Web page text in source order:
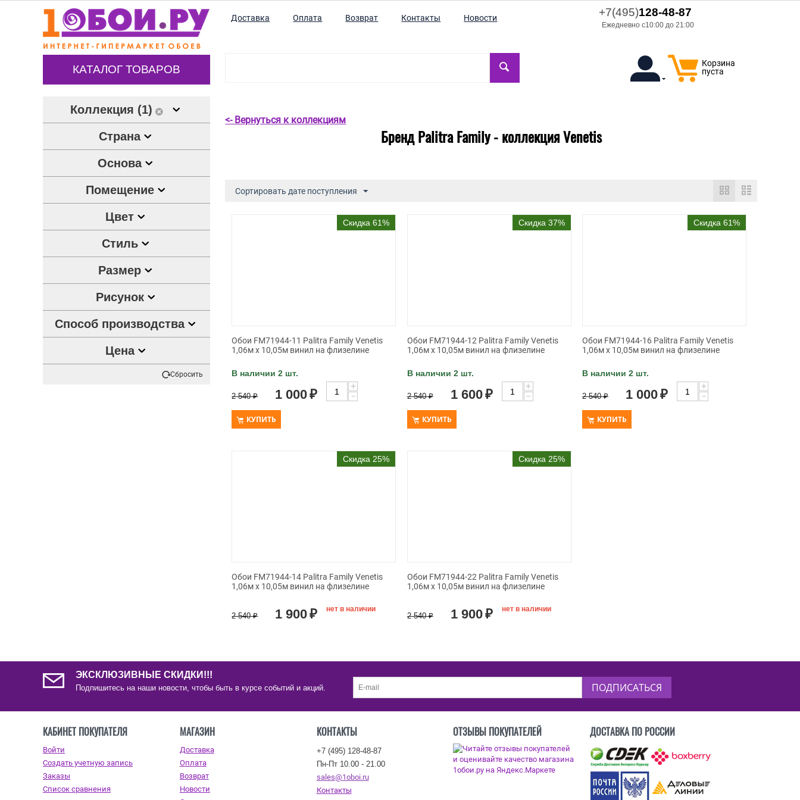
КАТАЛОГ ТОВАРОВ
Доставка Оплата Возврат Контакты Новости +7(495)128-48-87
Ежедневно с10:00 до 21:00
Корзина
пуста
Коллекция (1)
Страна
Основа
Помещение
Цвет
Стиль
Размер
Рисунок
Способ производства
Цена
Сбросить
<- Вернуться к коллекциям
Бренд Palitra Family - коллекция Venetis
Сортировать дате поступления
Скидка 61%
Обои FM71944-11 Palitra Family Venetis
1,06м х 10,05м винил на флизелине
В наличии 2 шт.
2 540 ₽ 1 000₽
+
−
КУПИТЬ
Скидка 37%
Обои FM71944-12 Palitra Family Venetis
1,06м х 10,05м винил на флизелине
В наличии 2 шт.
2 540 ₽ 1 600₽
+
−
КУПИТЬ
Скидка 61%
Обои FM71944-16 Palitra Family Venetis
1,06м х 10,05м винил на флизелине
В наличии 2 шт.
2 540 ₽ 1 000₽
+
−
КУПИТЬ
Скидка 25%
Обои FM71944-14 Palitra Family Venetis
1,06м х 10,05м винил на флизелине
2 540 ₽ 1 900₽ нет в наличии
Скидка 25%
Обои FM71944-22 Palitra Family Venetis
1,06м х 10,05м винил на флизелине
2 540 ₽ 1 900₽ нет в наличии
ЭКСКЛЮЗИВНЫЕ СКИДКИ!!!
Подпишитесь на наши новости, чтобы быть в курсе событий и акций. ПОДПИСАТЬСЯ
КАБИНЕТ ПОКУПАТЕЛЯ
Войти
Создать учетную запись
Заказы
Список сравнения
МАГАЗИН
Доставка
Оплата
Возврат
Новости
КОНТАКТЫ
+7 (495) 128-48-87
Пн-Пт 10.00 - 21.00
sales@1oboi.ru
Контакты
ОТЗЫВЫ ПОКУПАТЕЛЕЙ ДОСТАВКА ПО РОССИИ